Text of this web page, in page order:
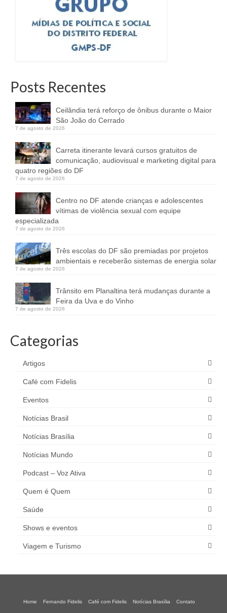
Posts Recentes
Ceilândia terá reforço de ônibus durante o Maior
São João do Cerrado
7 de agosto de 2026
Carreta itinerante levará cursos gratuitos de
comunicação, audiovisual e marketing digital para
quatro regiões do DF
7 de agosto de 2026
Centro no DF atende crianças e adolescentes
vítimas de violência sexual com equipe
especializada
7 de agosto de 2026
Três escolas do DF são premiadas por projetos
ambientais e receberão sistemas de energia solar
7 de agosto de 2026
Trânsito em Planaltina terá mudanças durante a
Feira da Uva e do Vinho
7 de agosto de 2026
Categorias
Artigos
Café com Fidelis
Eventos
Notícias Brasil
Notícias Brasília
Notícias Mundo
Podcast – Voz Ativa
Quem é Quem
Saúde
Shows e eventos
Viagem e Turismo
Home Fernando Fidelis Café com Fidelis Notícias Brasília Contato